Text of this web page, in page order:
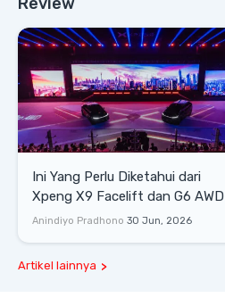
Ini Yang Perlu Diketahui dari
Xpeng X9 Facelift dan G6 AWD
Anindiyo Pradhono 30 Jun, 2026
Artikel lainnya